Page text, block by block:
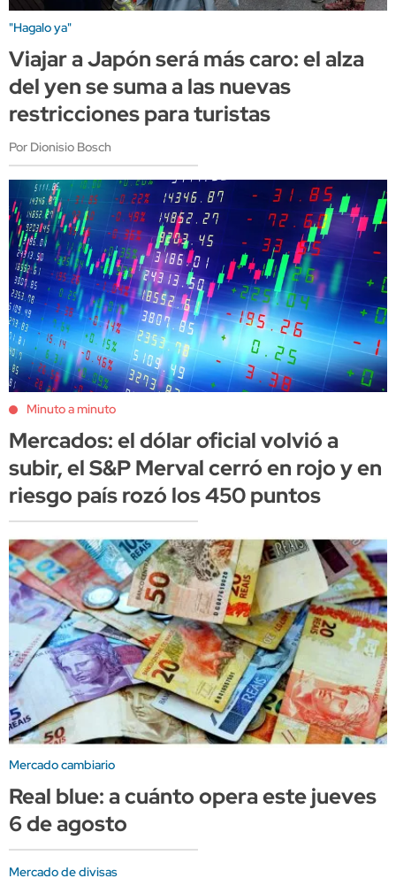
"Hagalo ya"
Viajar a Japón será más caro: el alza
del yen se suma a las nuevas
restricciones para turistas
Por Dionisio Bosch
Minuto a minuto
Mercados: el dólar oficial volvió a
subir, el S&P Merval cerró en rojo y en
riesgo país rozó los 450 puntos
Mercado cambiario
Real blue: a cuánto opera este jueves
6 de agosto
Mercado de divisas